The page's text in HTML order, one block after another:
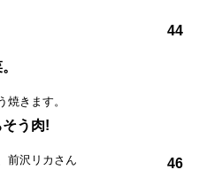
きます。
う肉!
前沢リカさん
44
46